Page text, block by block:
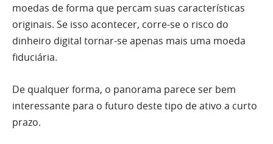
moedas de forma que percam suas características
originais. Se isso acontecer, corre-se o risco do
dinheiro digital tornar-se apenas mais uma moeda
fiduciária.
De qualquer forma, o panorama parece ser bem
interessante para o futuro deste tipo de ativo a curto
prazo.